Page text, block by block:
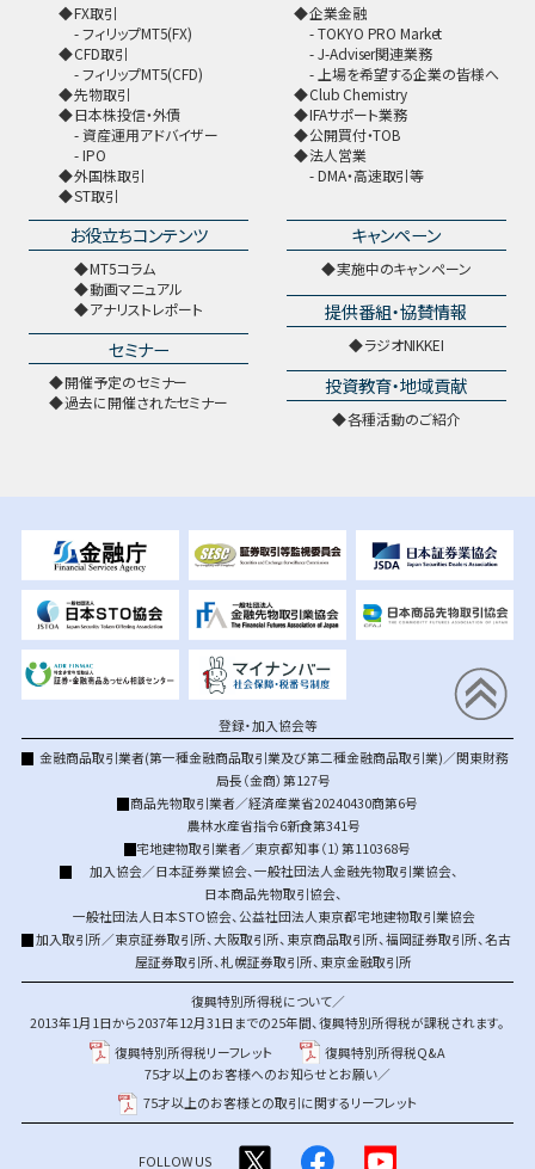
FX取引
フィリップMT5(FX)
CFD取引
フィリップMT5(CFD)
先物取引
日本株投信・外債
資産運用アドバイザー
IPO
外国株取引
ST取引
企業金融
TOKYO PRO Market
J-Adviser関連業務
上場を希望する企業の皆様へ
Club Chemistry
IFAサポート業務
公開買付・TOB
法人営業
DMA・高速取引等
お役立ちコンテンツ
MT5コラム
動画マニュアル
アナリストレポート
セミナー
開催予定のセミナー
過去に開催されたセミナー
キャンペーン
実施中のキャンペーン
提供番組・協賛情報
ラジオNIKKEI
投資教育・地域貢献
各種活動のご紹介
登録・加入協会等
金融商品取引業者(第一種金融商品取引業及び第二種金融商品取引業)／関東財務
局長（金商）第127号
商品先物取引業者／経済産業省20240430商第6号
農林水産省指令6新食第341号
宅地建物取引業者／東京都知事（1）第110368号
加入協会／日本証券業協会、一般社団法人金融先物取引業協会、
日本商品先物取引協会、
一般社団法人日本STO協会、公益社団法人東京都宅地建物取引業協会
加入取引所／東京証券取引所、大阪取引所、 東京商品取引所、福岡証券取引所、名古
屋証券取引所、札幌証券取引所、 東京金融取引所
復興特別所得税について／
2013年1月1日から2037年12月31日までの25年間、復興特別所得税が課税されます。
復興特別所得税リーフレット
復興特別所得税Q&A
75才以上のお客様へのお知らせとお願い／
75才以上のお客様との取引に関するリーフレット
FOLLOW US